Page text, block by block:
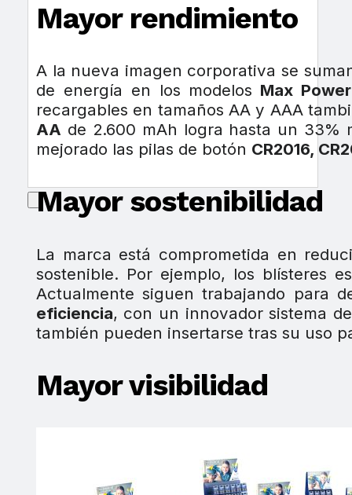
Mayor rendimiento
A la nueva imagen corporativa se
de energía en los modelos Max Power
recargables en tamaños AA y AAA
AA de 2.600 mAh logra hasta un 33%
mejorado las pilas de botón CR2016,
Mayor sostenibilidad
La marca está comprometida en
sostenible. Por ejemplo, los blísteres
Actualmente siguen trabajando para
eficiencia, con un innovador sistema
también pueden insertarse tras su uso
Mayor visibilidad